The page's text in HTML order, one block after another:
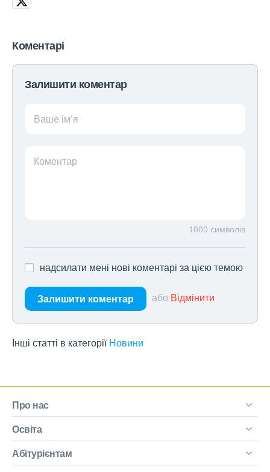
Коментарі
Залишити коментар
Ваше ім’я
Коментар
1000 символів
надсилати мені нові коментарі за цією темою
Залишити коментар або Відмінити
Інші статті в категорії Новини
Про нас
Освіта
Абітурієнтам